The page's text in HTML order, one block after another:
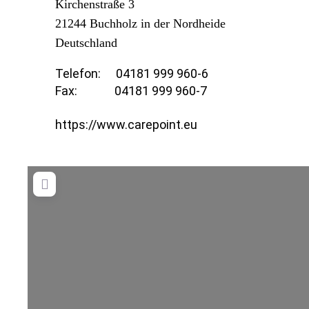
Kirchenstraße 3
21244 Buchholz in der Nordheide
Deutschland
Telefon:
04181 999 960-6
Fax:
04181 999 960-7
https://www.carepoint.eu